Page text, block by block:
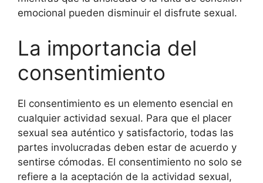
emocional pueden disminuir el disfrute sexual.
La importancia del
consentimiento
El consentimiento es un elemento esencial en
cualquier actividad sexual. Para que el placer
sexual sea auténtico y satisfactorio, todas las
partes involucradas deben estar de acuerdo y
sentirse cómodas. El consentimiento no solo se
refiere a la aceptación de la actividad sexual,